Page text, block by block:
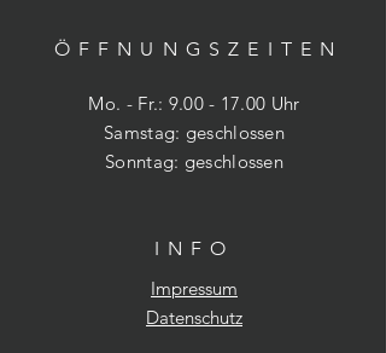
ÖFFNUNGSZEITE N
Mo. - Fr.: 9.00 - 17.00 Uhr
​​Samstag: geschlossen
​Sonntag: geschlossen
INFO
Impressum
Datenschutz